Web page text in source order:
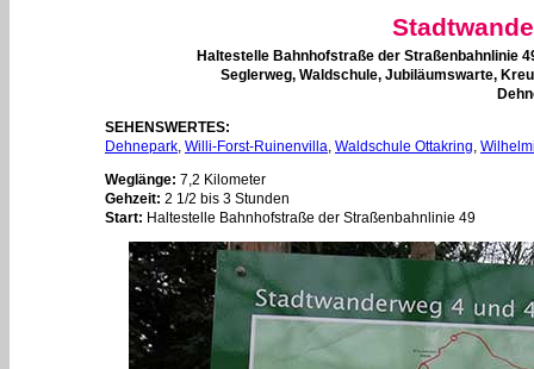
Haltestelle Bahnhofstraße der Straßenbahnlinie
Seglerweg, Waldschule, Jubiläumswarte,
SEHENSWERTES:
Dehnepark, Willi-Forst-Ruinenvilla, Waldschule Ottakring,
Weglänge: 7,2 Kilometer
Gehzeit: 2 1/2 bis 3 Stunden
Start: Haltestelle Bahnhofstraße der Straßenbahnlinie 49